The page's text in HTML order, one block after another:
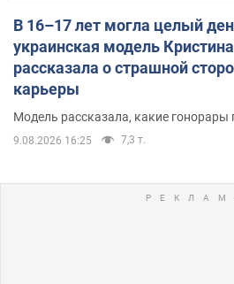
В 16–17 лет могла целый
украинская модель
рассказала о страшной
карьеры
Модель рассказала, какие гонорары
9.08.2026 16:25 7,3 т.